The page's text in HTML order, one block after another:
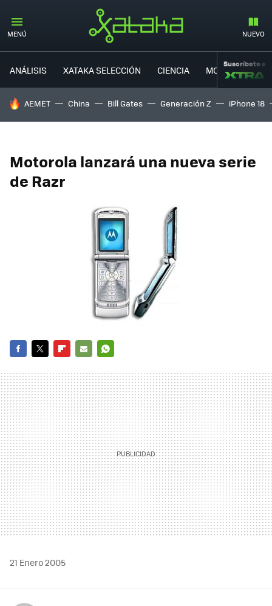
MENÚ NUEVO
ANÁLISIS XATAKA SELECCIÓN CIENCIA MOVILIDAD
Suscríbete a
HOY SE HABLA DE
AEMET China Bill Gates Generación Z iPhone 18
Motorola lanzará una nueva serie
de Razr
MAIL
21 Enero 2005